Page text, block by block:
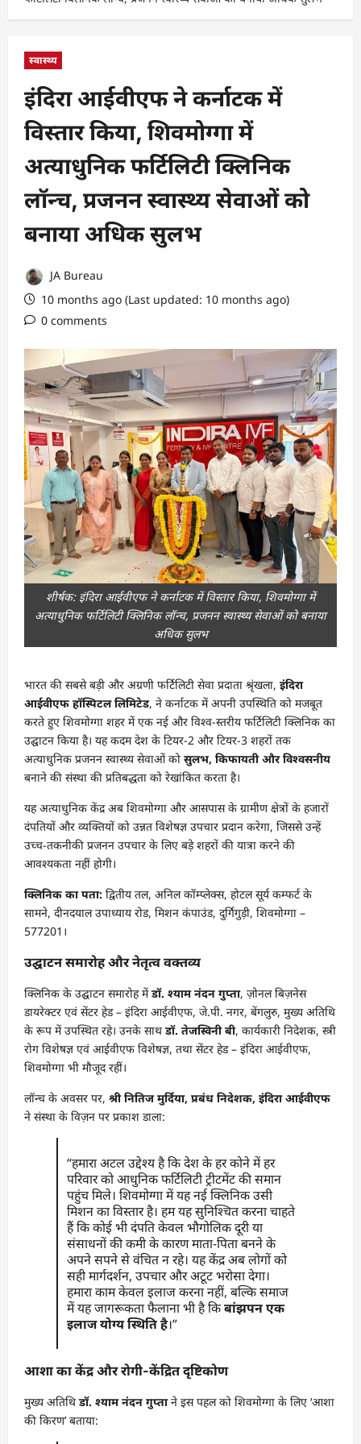
स्वास्थ्य
इंदिरा आईवीएफ ने कर्नाटक में
विस्तार किया, शिवमोग्गा में
अत्याधुनिक फर्टिलिटी क्लिनिक
लॉन्च, प्रजनन स्वास्थ्य सेवाओं को
बनाया अधिक सुलभ
JA Bureau
10 months ago (Last updated: 10 months ago)
0 comments
शीर्षक: इंदिरा आईवीएफ ने कर्नाटक में विस्तार किया, शिवमोग्गा में
अत्याधुनिक फर्टिलिटी क्लिनिक लॉन्च, प्रजनन स्वास्थ्य सेवाओं को बनाया
अधिक सुलभ
भारत की सबसे बड़ी और अग्रणी फर्टिलिटी सेवा प्रदाता श्रृंखला, इंदिरा
आईवीएफ हॉस्पिटल लिमिटेड, ने कर्नाटक में अपनी उपस्थिति को मजबूत
करते हुए शिवमोग्गा शहर में एक नई और विश्व-स्तरीय फर्टिलिटी क्लिनिक का
उद्घाटन किया है। यह कदम देश के टियर-2 और टियर-3 शहरों तक
अत्याधुनिक प्रजनन स्वास्थ्य सेवाओं को सुलभ, किफायती और विश्वसनीय
बनाने की संस्था की प्रतिबद्धता को रेखांकित करता है।
यह अत्याधुनिक केंद्र अब शिवमोग्गा और आसपास के ग्रामीण क्षेत्रों के हजारों
दंपतियों और व्यक्तियों को उन्नत विशेषज्ञ उपचार प्रदान करेगा, जिससे उन्हें
उच्च-तकनीकी प्रजनन उपचार के लिए बड़े शहरों की यात्रा करने की
आवश्यकता नहीं होगी।
क्लिनिक का पता: द्वितीय तल, अनिल कॉम्प्लेक्स, होटल सूर्य कम्फर्ट के
सामने, दीनदयाल उपाध्याय रोड, मिशन कंपाउंड, दुर्गिगुड़ी, शिवमोग्गा –
577201।
उद्घाटन समारोह और नेतृत्व वक्तव्य
क्लिनिक के उद्घाटन समारोह मेंडॉ. श्याम नंदन गुप्ता, ज़ोनल बिज़नेस
डायरेक्टर एवं सेंटर हेड – इंदिरा आईवीएफ, जे.पी. नगर, बेंगलुरु, मुख्य अतिथि
के रूप में उपस्थित रहे। उनके साथडॉ. तेजस्विनी बी, कार्यकारी निदेशक, स्त्री
रोग विशेषज्ञ एवं आईवीएफ विशेषज्ञ, तथा सेंटर हेड – इंदिरा आईवीएफ,
शिवमोग्गा भी मौजूद रहीं।
लॉन्च के अवसर पर, श्री नितिज मुर्दिया, प्रबंध निदेशक, इंदिरा आईवीएफ
ने संस्था के विज़न पर प्रकाश डाला:
“हमारा अटल उद्देश्य है कि देश के हर कोने में हर
परिवार को आधुनिक फर्टिलिटी ट्रीटमेंट की समान
पहुंच मिले। शिवमोग्गा में यह नई क्लिनिक उसी
मिशन का विस्तार है। हम यह सुनिश्चित करना चाहते
हैं कि कोई भी दंपति केवल भौगोलिक दूरी या
संसाधनों की कमी के कारण माता-पिता बनने के
अपने सपने से वंचित न रहे। यह केंद्र अब लोगों को
सही मार्गदर्शन, उपचार और अटूट भरोसा देगा।
हमारा काम केवल इलाज करना नहीं, बल्कि समाज
में यह जागरूकता फैलाना भी है किबांझपन एक
इलाज योग्य स्थिति है।”
आशा का केंद्र और रोगी-केंद्रित दृष्टिकोण
मुख्य अतिथिडॉ. श्याम नंदन गुप्ताने इस पहल को शिवमोग्गा के लिए ‘आशा
की किरण’ बताया: